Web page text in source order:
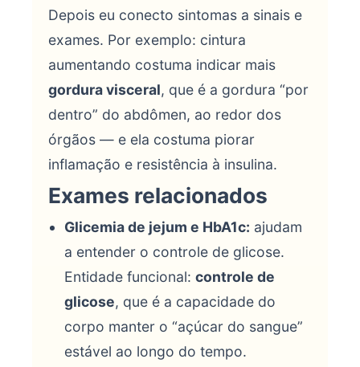
Depois eu conecto sintomas a sinais e
exames. Por exemplo: cintura
aumentando costuma indicar mais
gordura visceral, que é a gordura “por
dentro” do abdômen, ao redor dos
órgãos — e ela costuma piorar
inflamação e resistência à insulina.
Exames relacionados
Glicemia de jejum e HbA1c: ajudam
a entender o controle de glicose.
Entidade funcional: controle de
glicose, que é a capacidade do
corpo manter o “açúcar do sangue”
estável ao longo do tempo.